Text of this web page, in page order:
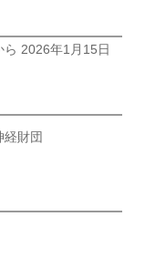
ら 2026年1月15日
経財団